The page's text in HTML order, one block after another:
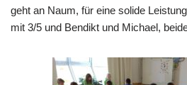
geht an Naum, für eine solide
mit 3/5 und Bendikt und Michael,